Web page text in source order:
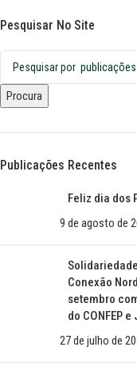
Pesquisar No Site
Procura
Publicações Recentes
Feliz dia dos
9 de agosto de
Conexão
setembro
do CONFEP
27 de julho de